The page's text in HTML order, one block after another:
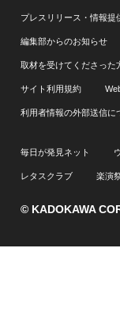
プレスリリース・情報提
編集部からのお知らせ
取材を受けてくださった
サイト利用規約
利用者情報の外部送信に
毎日が発見ネット
レタスクラブ 楽演
© KADOKAWA